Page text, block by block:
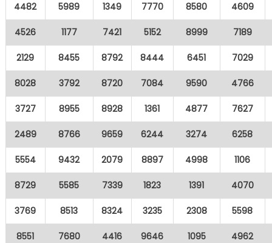
4482 5989 1349 7770 8580 4609
4526 1177 7421 5152 8999 7189
2129 8455 8792 8444 6451 7029
8028 3792 8720 7084 9590 4766
3727 8955 8928 1361 4877 7627
2489 8766 9659 6244 3274 6258
5554 9432 2079 8897 4998 1106
8729 5585 7339 1823 1391 4070
3769 8513 8324 3235 2308 5598
8551 7680 4416 9646 1095 4962